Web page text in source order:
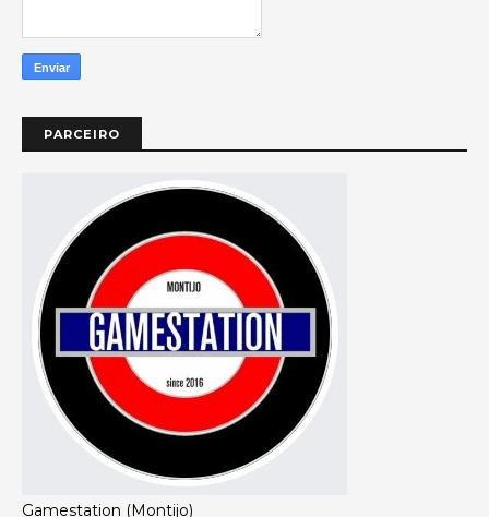
PARCEIRO
Gamestation (Montijo)